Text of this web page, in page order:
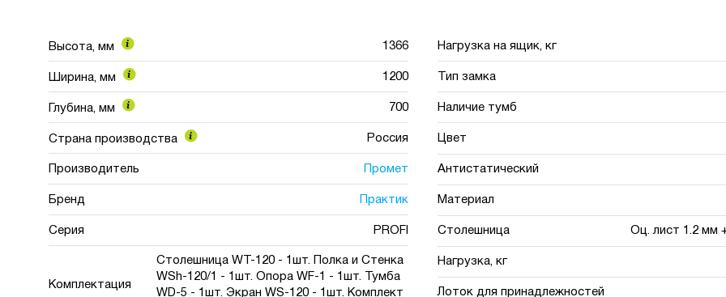
Высота, мм 1366
Ширина, мм 1200
Глубина, мм 700
Страна производства Россия
Производитель Промет
Бренд Практик
Серия PROFI
Комплектация
Столешница WT-120 - 1шт. Полка и Стенка
WSh-120/1 - 1шт. Опора WF-1 - 1шт. Тумба
WD-5 - 1шт. Экран WS-120 - 1шт. Комплект
Нагрузка на ящик, кг
Тип замка
Наличие тумб
Цвет
Антистатический
Материал
Столешница Оц. лист 1.2 мм
Нагрузка, кг
Лоток для принадлежностей